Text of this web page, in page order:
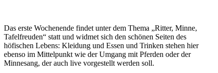
Das erste Wochenende findet unter dem Thema „Ritter, Minne,
Tafelfreuden“ statt und widmet sich den schönen Seiten des
höfischen Lebens: Kleidung und Essen und Trinken stehen hier
ebenso im Mittelpunkt wie der Umgang mit Pferden oder der
Minnesang, der auch live vorgestellt werden soll.